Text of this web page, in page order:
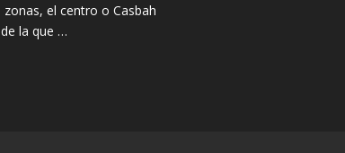
el centro o Casbah
la que …